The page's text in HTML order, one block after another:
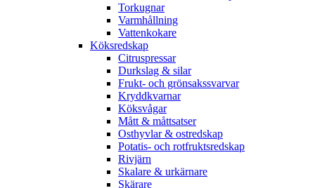
Torkugnar
Varmhållning
Vattenkokare
Köksredskap
Citruspressar
Durkslag & silar
Frukt- och grönsakssvarvar
Kryddkvarnar
Köksvågar
Mått & måttsatser
Osthyvlar & ostredskap
Potatis- och rotfruktsredskap
Rivjärn
Skalare & urkärnare
Skärare